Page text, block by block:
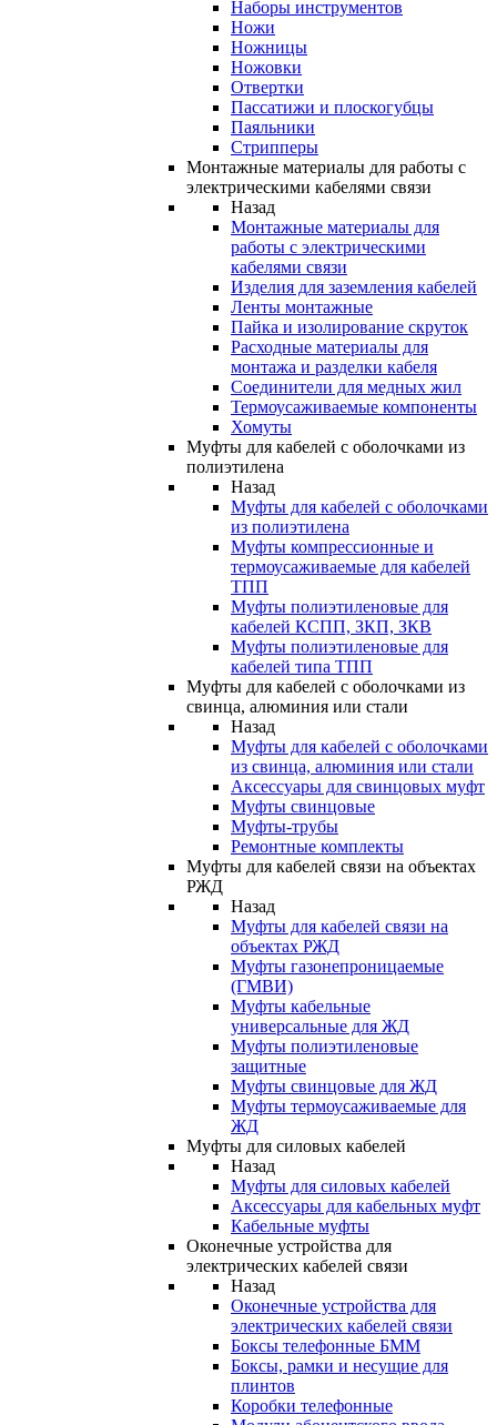
Наборы инструментов
Ножи
Ножницы
Ножовки
Отвертки
Пассатижи и плоскогубцы
Паяльники
Стрипперы
Монтажные материалы для работы с
электрическими кабелями связи
Назад
Монтажные материалы для
работы с электрическими
кабелями связи
Изделия для заземления кабелей
Ленты монтажные
Пайка и изолирование скруток
Расходные материалы для
монтажа и разделки кабеля
Соединители для медных жил
Термоусаживаемые компоненты
Хомуты
Муфты для кабелей с оболочками из
полиэтилена
Назад
Муфты для кабелей с оболочками
из полиэтилена
Муфты компрессионные и
термоусаживаемые для кабелей
ТПП
Муфты полиэтиленовые для
кабелей КСПП, ЗКП, ЗКВ
Муфты полиэтиленовые для
кабелей типа ТПП
Муфты для кабелей с оболочками из
свинца, алюминия или стали
Назад
Муфты для кабелей с оболочками
из свинца, алюминия или стали
Аксессуары для свинцовых муфт
Муфты свинцовые
Муфты-трубы
Ремонтные комплекты
Муфты для кабелей связи на объектах
РЖД
Назад
Муфты для кабелей связи на
объектах РЖД
Муфты газонепроницаемые
(ГМВИ)
Муфты кабельные
универсальные для ЖД
Муфты полиэтиленовые
защитные
Муфты свинцовые для ЖД
Муфты термоусаживаемые для
ЖД
Муфты для силовых кабелей
Назад
Муфты для силовых кабелей
Аксессуары для кабельных муфт
Кабельные муфты
Оконечные устройства для
электрических кабелей связи
Назад
Оконечные устройства для
электрических кабелей связи
Боксы телефонные БММ
Боксы, рамки и несущие для
плинтов
Коробки телефонные